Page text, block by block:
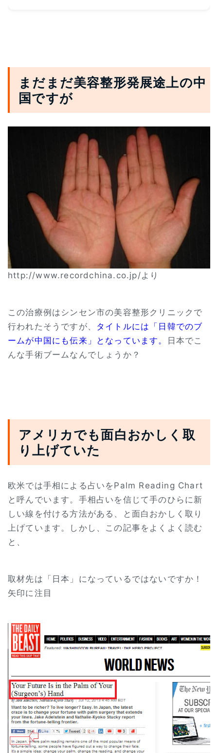
まだまだ美容整形発展途上の中
国ですが
http://www.recordchina.co.jp/より
この治療例はシンセン市の美容整形クリニックで
行われたそうですが、 タイトルには「日韓でのブ
ームが中国にも伝来」となっています。
日本でこ
んな手術ブームなんでしょうか？
アメリカでも面白おかしく取
り上げていた
欧米では手相による占いをPalm Reading Chart
と呼んでいます。手相占いを信じて手のひらに新
しい線を付ける方法がある、と面白おかしく取り
上げています。しかし、この記事をよくよく読む
と、
取材先は「日本」になっているではないですか！
矢印に注目